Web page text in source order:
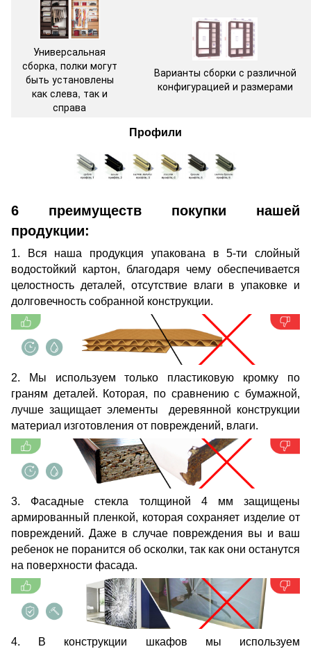
Универсальная
сборка, полки могут
быть установлены
как слева, так и
справа
Варианты сборки с различной
конфигурацией и размерами
Профили
6 преимуществ покупки нашей
продукции:
1. Вся наша продукция упакована в 5-ти слойный
водостойкий картон, благодаря чему обеспечивается
целостность деталей, отсутствие влаги в упаковке и
долговечность собранной конструкции.
2. Мы используем только пластиковую кромку по
граням деталей. Которая, по сравнению с бумажной,
лучше защищает элементы деревянной конструкции
материал изготовления от повреждений, влаги.
3. Фасадные стекла толщиной 4 мм защищены
армированный пленкой, которая сохраняет изделие от
повреждений. Даже в случае повреждения вы и ваш
ребенок не поранится об осколки, так как они останутся
на поверхности фасада.
4. В конструкции шкафов мы используем